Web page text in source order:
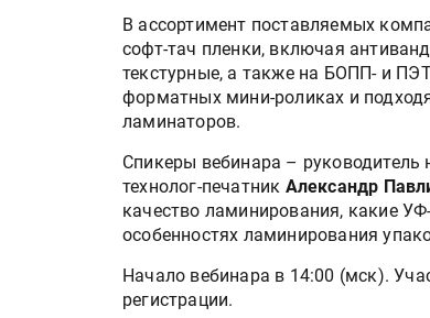
В ассортимент поставляемых
софт-тач пленки, включая
текстурные, а также на БОПП- и
форматных мини-роликах и
ламинаторов.
Спикеры вебинара –
технолог-печатник Александр
качество ламинирования, какие
особенностях ламинирования
Начало вебинара в 14:00 (мск).
регистрации.